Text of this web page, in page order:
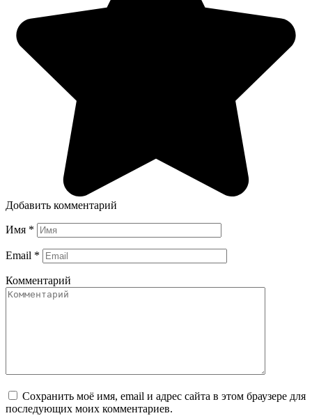
Добавить комментарий
Имя *
Email *
Комментарий
Сохранить моё имя, email и адрес сайта в этом браузере для
последующих моих комментариев.